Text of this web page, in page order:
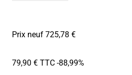
Prix neuf 725,78 €
79,90 € TTC-88,99%